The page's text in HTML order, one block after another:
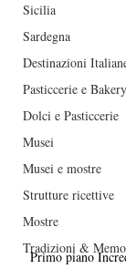
Sicilia
Sardegna
Destinazioni
Pasticcerie e Bakery
Dolci e Pasticcerie
Musei
Musei e mostre
Strutture ricettive
Mostre
Tradizioni &
Primo piano